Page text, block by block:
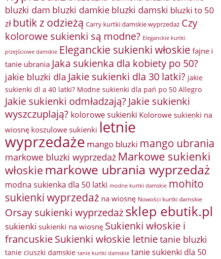
bluzki dam bluzki damkie bluzki damski bluzki to 50
zł butik z odzieżą Carry kurtki damskie wyprzedaż Czy
kolorowe sukienki są modne? Eleganckie kurtki
przejściowe damskie Eleganckie sukienki włoskie fajne i
tanie ubrania Jaka sukienka dla kobiety po 50?
jakie bluzki dla Jakie sukienki dla 30 latki? jakie
sukienki dl a 40 latki? Modne sukienki dla pań po 50 Allegro
Jakie sukienki odmładzają? Jakie sukienki
wyszczuplają? kolorowe sukienki Kolorowe sukienki na
wiosnę koszulowe sukienki letnie
wyprzedaże mango bluzki mango ubrania
markowe bluzki wyprzedaż Markowe sukienki
włoskie markowe ubrania wyprzedaż
modna sukienka dla 50 latki modne kurtki damskie mohito
sukienki wyprzedaż na wiosnę Nowości kurtki damskie
Orsay sukienki wyprzedażsklep ebutik.pl
sukienki sukienki na wiosnę Sukienki włoskie i
francuskieSukienki włoskie letnietanie bluzki
tanie ciuszki damskie tanie kurtki damskie tanie sukienki dla 50